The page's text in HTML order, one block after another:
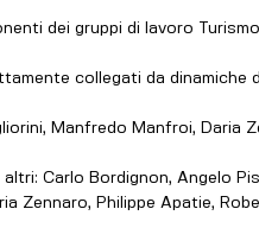
dei gruppi di lavoro
collegati da dinamiche
Manfredo Manfroi, Daria
Carlo Bordignon, Angelo
Zennaro, Philippe Apatie,